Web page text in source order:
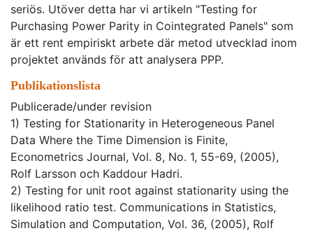
seriös. Utöver detta har vi artikeln "Testing for
Purchasing Power Parity in Cointegrated Panels" som
är ett rent empiriskt arbete där metod utvecklad inom
projektet används för att analysera PPP.
Publikationslista
Publicerade/under revision
1) Testing for Stationarity in Heterogeneous Panel
Data Where the Time Dimension is Finite,
Econometrics Journal, Vol. 8, No. 1, 55-69, (2005),
Rolf Larsson och Kaddour Hadri.
2) Testing for unit root against stationarity using the
likelihood ratio test. Communications in Statistics,
Simulation and Computation, Vol. 36, (2005), Rolf